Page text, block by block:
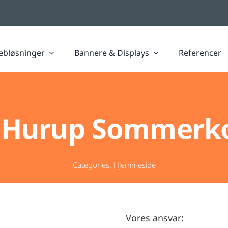
Bannere & Displays Referencer
Categories: Hjemmeside
Vores ansvar: